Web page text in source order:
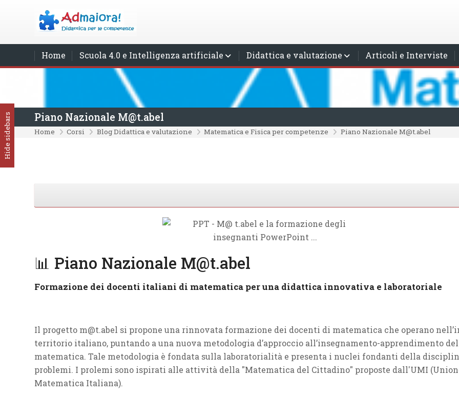
Home Scuola 4.0 e Intelligenza artificiale Didattica e valutazione Articoli e Interviste
Piano Nazionale M@t.abel
Home Corsi Blog Didattica e valutazione Matematica e Fisica per competenze Piano Nazionale M@t.abel
📊 Piano Nazionale M@t.abel
Formazione dei docenti italiani di matematica per una didattica innovativa e laboratoriale
Il progetto m@t.abel si propone una rinnovata formazione dei docenti di matematica che operano
territorio italiano, puntando a una nuova metodologia d’approccio all’insegnamento-apprendimento
matematica. Tale metodologia è fondata sulla laboratorialità e presenta i nuclei fondanti della
problemi. I prolemi sono ispirati alle attività della "Matematica del Cittadino" proposte dall'UMI
Matematica Italiana).
Hide sidebars